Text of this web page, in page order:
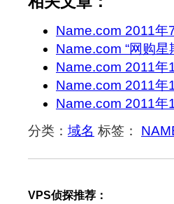
Name.com 2011年
Name.com “网购
Name.com 2011年
Name.com 2011年
Name.com 2011年
分类： 域名 标签：
VPS侦探推荐：